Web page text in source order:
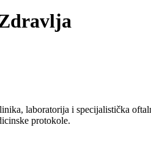
laboratorija i specijalistička
protokole.